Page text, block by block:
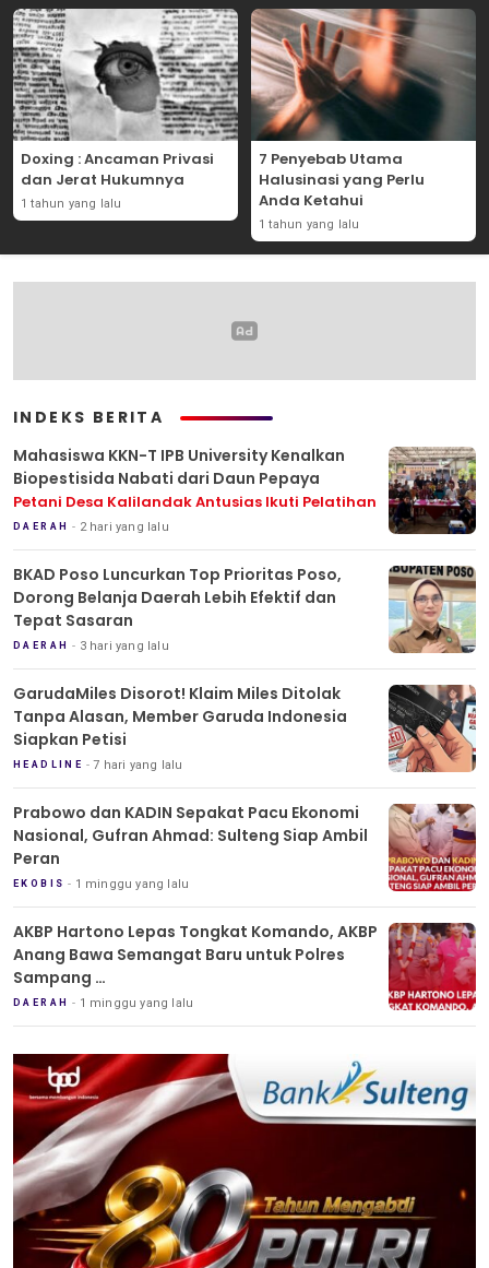
Doxing : Ancaman Privasi
dan Jerat Hukumnya
1 tahun yang lalu
7 Penyebab Utama
Halusinasi yang Perlu
Anda Ketahui
1 tahun yang lalu
INDEKS BERITA
Mahasiswa KKN-T IPB University Kenalkan
Biopestisida Nabati dari Daun Pepaya
Petani Desa Kalilandak Antusias Ikuti Pelatihan
DAERAH 2 hari yang lalu
BKAD Poso Luncurkan Top Prioritas Poso,
Dorong Belanja Daerah Lebih Efektif dan
Tepat Sasaran
DAERAH 3 hari yang lalu
GarudaMiles Disorot! Klaim Miles Ditolak
Tanpa Alasan, Member Garuda Indonesia
Siapkan Petisi
HEADLINE 7 hari yang lalu
Prabowo dan KADIN Sepakat Pacu Ekonomi
Nasional, Gufran Ahmad: Sulteng Siap Ambil
Peran
EKOBIS 1 minggu yang lalu
AKBP Hartono Lepas Tongkat Komando, AKBP
Anang Bawa Semangat Baru untuk Polres
Sampang
Tradisi Pedang Pora Iringi Sertijab Kapolres
Sampang
DAERAH 1 minggu yang lalu